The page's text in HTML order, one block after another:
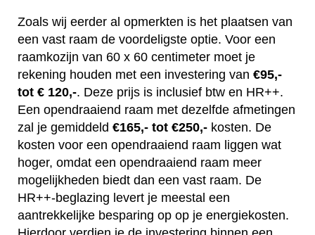
Zoals wij eerder al opmerkten is het plaatsen van
een vast raam de voordeligste optie. Voor een
raamkozijn van 60 x 60 centimeter moet je
rekening houden met een investering van €95,-
tot € 120,-. Deze prijs is inclusief btw en HR++.
Een opendraaiend raam met dezelfde afmetingen
zal je gemiddeld €165,- tot €250,- kosten. De
kosten voor een opendraaiend raam liggen wat
hoger, omdat een opendraaiend raam meer
mogelijkheden biedt dan een vast raam. De
HR++-beglazing levert je meestal een
aantrekkelijke besparing op op je energiekosten.